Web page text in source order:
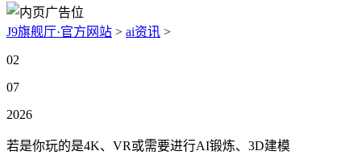
J9旗舰厅·官方网站 > ai资讯 >
02
07
2026
若是你玩的是4K、VR或需要进行AI锻炼、3D建模